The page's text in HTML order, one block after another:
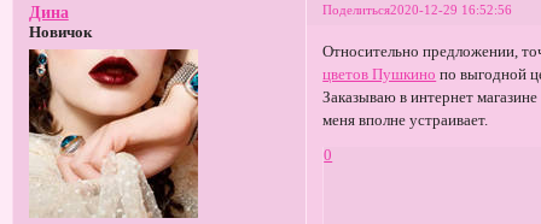
Поделиться2020-12-29 16:52:56
Дина
Новичок
Относительно предложении,
цветов Пушкино по выгодной
Заказываю в интернет
меня вполне устраивает.
0